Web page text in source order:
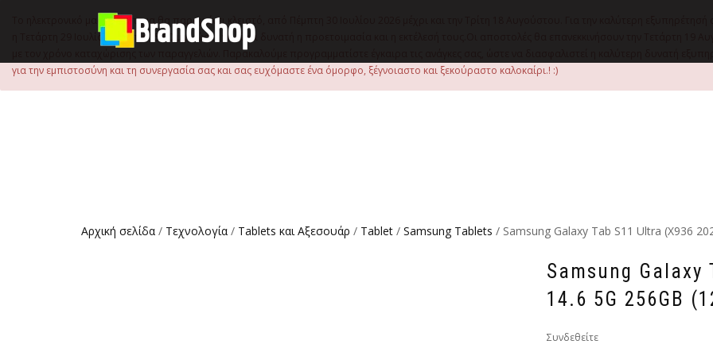
Το ηλεκτρονικό μας κατάστημα θα παραμείνει κλειστό, από Πέμπτη 30 Ιουλίου 2026 μέχρι και την Τρίτη 18 Αυγούστου. Για την καλύτερη
η Τετάρτη 29 Ιουλίου, έως τις 15:00 μ.μ., ώστε να είναι δυνατή η προετοιμασία και η εκτέλεσή τους.Οι αποστολές θα επανεκκινήσουν την Τετάρτη
με τον χρόνο καταχώρισης των παραγγελιών. Παρακαλούμε προγραμματίστε έγκαιρα τις ανάγκες σας, ώστε να διασφαλιστεί η καλύτερη δυνατή
για την εμπιστοσύνη και τη συνεργασία σας και σας ευχόμαστε ένα όμορφο, ξέγνοιαστο και ξεκούραστο καλοκαίρι.! :)
Αρχική σελίδα / Τεχνολογία / Tablets και Αξεσουάρ / Tablet / Samsung Tablets / Samsung Galaxy Tab S11 Ultra (X936
Samsung Galaxy
14.6 5G 256GB
Συνδεθείτε